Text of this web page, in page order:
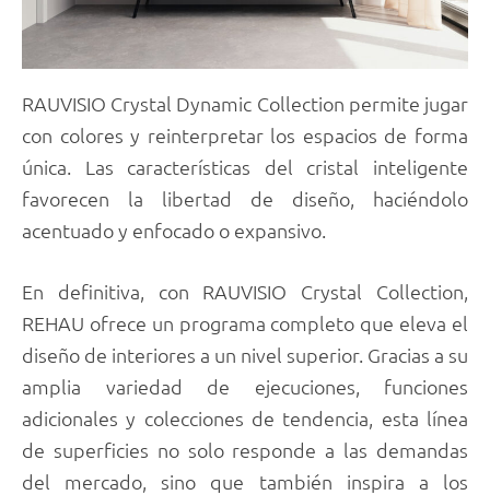
RAUVISIO Crystal Dynamic Collection permite jugar
con colores y reinterpretar los espacios de forma
única. Las características del cristal inteligente
favorecen la libertad de diseño, haciéndolo
acentuado y enfocado o expansivo.
En definitiva, con RAUVISIO Crystal Collection,
REHAU ofrece un programa completo que eleva el
diseño de interiores a un nivel superior. Gracias a su
amplia variedad de ejecuciones, funciones
adicionales y colecciones de tendencia, esta línea
de superficies no solo responde a las demandas
del mercado, sino que también inspira a los